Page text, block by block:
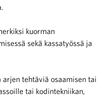
kuorman
sekä kassatyössä ja
arjen tehtäviä osaamisen tai
tai kodintekniikan,